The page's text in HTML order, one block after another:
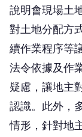
說明會現場土
對土地分配方
續作業程序等
法令依據及作
疑慮，讓地主
認識。此外，
情形，針對地